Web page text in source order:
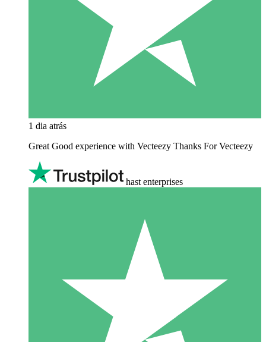
1 dia atrás
Great Good experience with Vecteezy Thanks For Vecteezy
hast enterprises